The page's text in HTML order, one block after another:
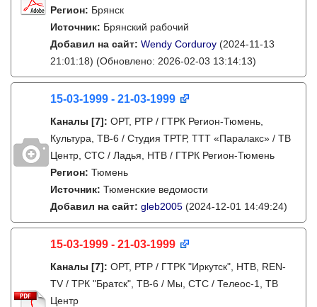
Регион: Брянск
Источник: Брянский рабочий
Добавил на сайт: Wendy Corduroy (2024-11-13
21:01:18) (Обновлено: 2026-02-03 13:14:13)
15-03-1999 - 21-03-1999
Каналы [7]: ОРТ, РТР / ГТРК Регион-Тюмень,
Культура, ТВ-6 / Студия ТРТР, ТТТ «Паралакс» / ТВ
Центр, СТС / Ладья, НТВ / ГТРК Регион-Тюмень
Регион: Тюмень
Источник: Тюменские ведомости
Добавил на сайт: gleb2005 (2024-12-01 14:49:24)
15-03-1999 - 21-03-1999
Каналы [7]: ОРТ, РТР / ГТРК "Иркутск", НТВ, REN-
TV / ТРК "Братск", ТВ-6 / Мы, СТС / Телеос-1, ТВ
Центр